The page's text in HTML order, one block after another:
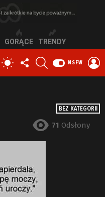
GORĄCE TRENDY
PRZEŁĄCZ
SKÓRKĘ
OBSERWUJ
NAS
NSFW
BEZ KATEGORII
71 Odsłony